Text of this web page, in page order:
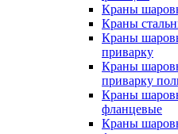
Краны
Краны
Краны
приварку
Краны
приварку
Краны
фланцевые
Краны